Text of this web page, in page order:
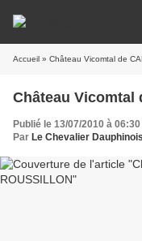
Accueil » Château Vicomtal de
Château Vicomtal
Publié le 13/07/2010 à 06:30
Par Le Chevalier Dauphinois